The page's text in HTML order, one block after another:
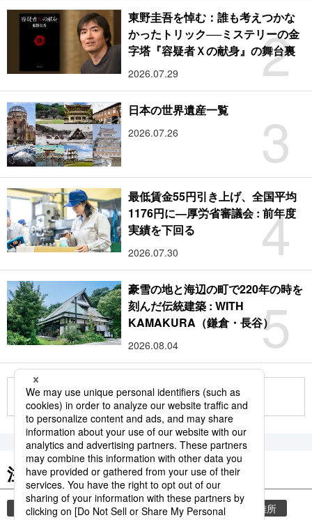
2
東野圭吾を悼む：誰も考えつかな
かったトリック──ミステリーの金
字塔『容疑者Ｘの献身』の舞台裏
2026.07.29
3
日本の世界遺産一覧
2026.07.26
4
最低賃金55円引き上げ、全国平均
1176円に―厚労省審議会 : 前年度
実績を下回る
2026.07.30
5
豪雪の地と海辺の町で220年の時を
刻んだ伝統建築 : WITH
KAMAKURA（鎌倉・長谷）
2026.08.04
もっと見る
注目のキーワード
共同通信ニュース 気象・災害 災害 避難所